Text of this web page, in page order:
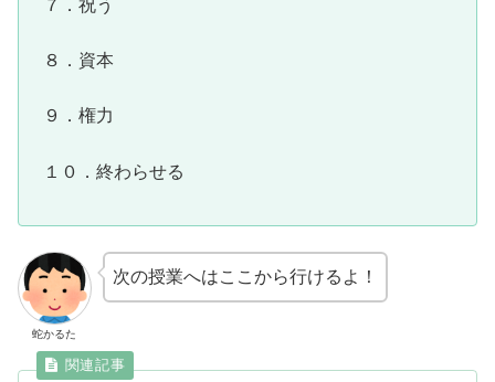
７．祝う
８．資本
９．権力
１０．終わらせる
蛇かるた
次の授業へはここから行けるよ！